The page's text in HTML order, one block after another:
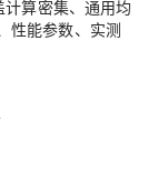
算密集、通用均
性能参数、实测